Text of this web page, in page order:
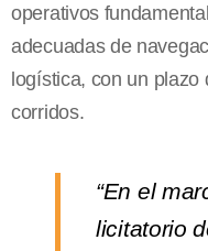
operativos
adecuadas de
logística, con un
corridos.
“En el
licitatorio